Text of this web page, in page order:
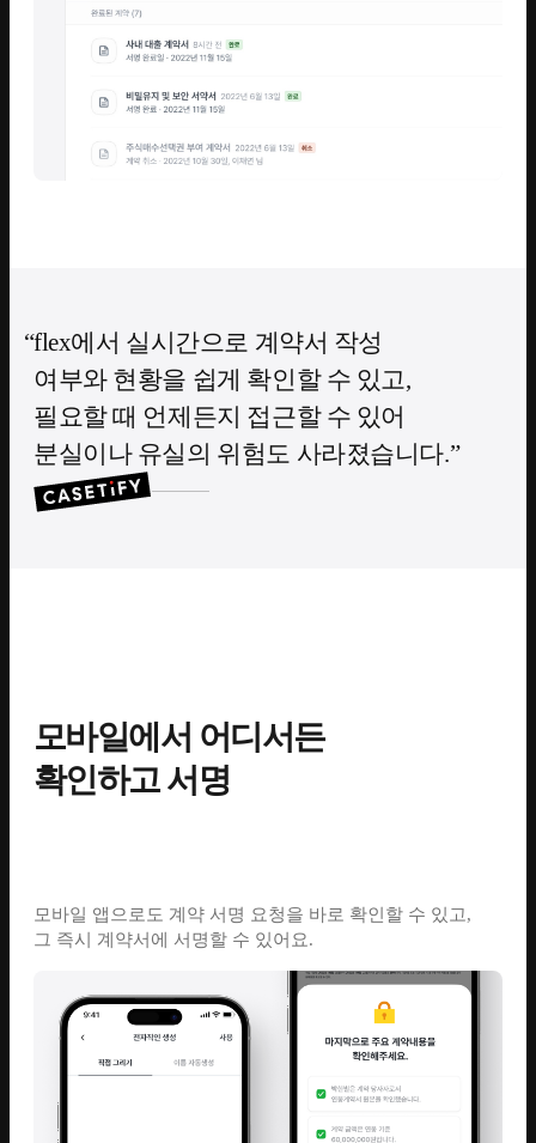
flex에서 실시간으로 계약서 작성
여부와 현황을 쉽게 확인할 수 있고,
필요할 때 언제든지 접근할 수 있어
분실이나 유실의 위험도 사라졌습니다.
모바일에서 어디서든
확인하고 서명
모바일 앱으로도 계약 서명 요청을 바로 확인할 수 있고,
그 즉시 계약서에 서명할 수 있어요.